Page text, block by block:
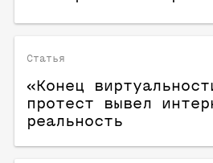
Статья
«Конец
протест вывел
реальность